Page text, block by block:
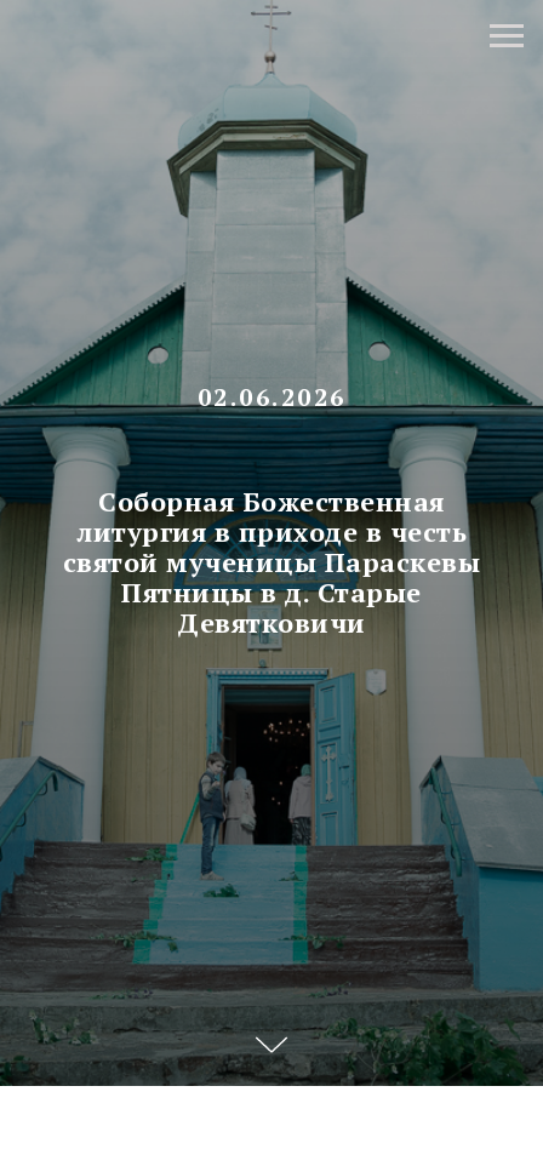
02.06.2026
Соборная Божественная
литургия в приходе в честь
святой мученицы Параскевы
Пятницы в д. Старые
Девятковичи